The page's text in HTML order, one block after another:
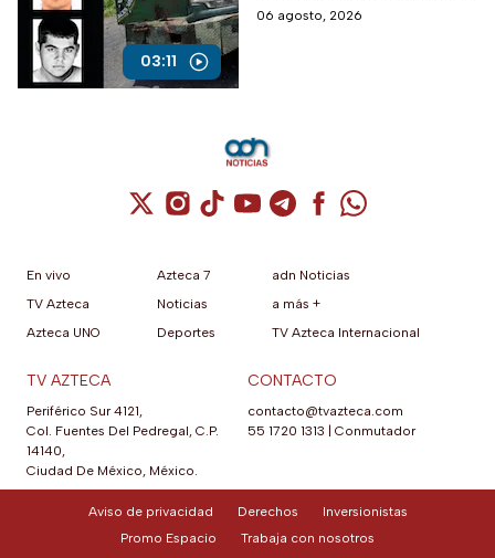
03:11
identificados por autoridades
06 agosto, 2026
Cuenta de X / Twitter (se abre en una
Cuenta de Instagram (se abre en una
Cuenta de TikTok (se abre en
Cuenta de YouTube (se abre
Cuenta de Telegram (se
Cuenta de
Cuenta de
En vivo
TV Azteca
Azteca UNO
Azteca 7
Noticias
Deportes
adn Noticias
a más +
TV Azteca Internacional
TV AZTECA
Periférico Sur 4121,
Col. Fuentes Del Pedregal, C.P.
14140,
Ciudad De México, México.
CONTACTO
contacto@tvazteca.com
55 1720 1313 | Conmutador
Aviso de privacidad Derechos
Inversionistas
Promo Espacio
Trabaja con nosotros